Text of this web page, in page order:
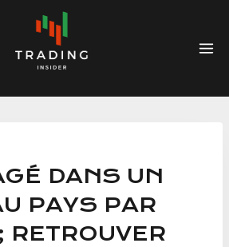
DANS UN
PAYS PAR
RETROUVER